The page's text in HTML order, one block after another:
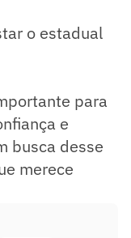
o estadual
para
e
busca desse
merece